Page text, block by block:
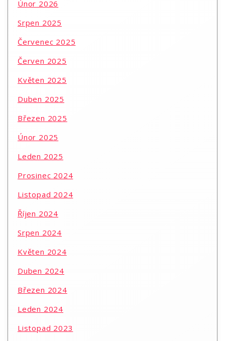
Únor 2026
Srpen 2025
Červenec 2025
Červen 2025
Květen 2025
Duben 2025
Březen 2025
Únor 2025
Leden 2025
Prosinec 2024
Listopad 2024
Říjen 2024
Srpen 2024
Květen 2024
Duben 2024
Březen 2024
Leden 2024
Listopad 2023